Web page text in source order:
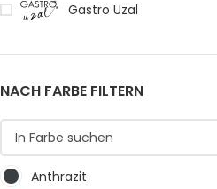
Gastro Uzal
NACH FARBE FILTERN
Anthrazit